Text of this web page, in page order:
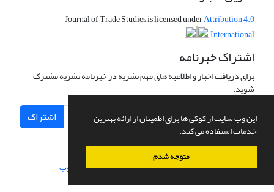
این وب سایت از کوکی ها برای اطمینان از ارائه بهترین
خدمات استفاده می کند.
متوجه شدم
Journal of Trade Studies is licensed underAttribution 4.0
International
اشتراک خبرنامه
برای دریافت اخبار و اطلاعیه های مهم نشریه در خبرنامه نشریه مشترک
شوید.
اشتراک
سامانه مدیریت نشریات علمی.طراحی و پیاده سازی از سیناوب